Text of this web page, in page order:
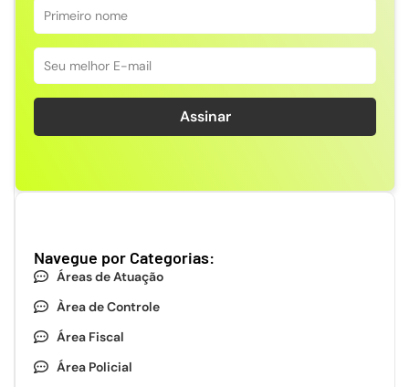
Assinar
Navegue por Categorias:
Áreas de Atuação
Àrea de Controle
Área Fiscal
Área Policial